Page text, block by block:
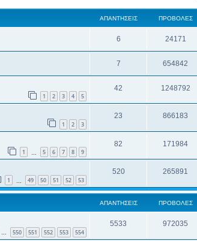
ΑΠΑΝΤΉΣΕΙΣ ΠΡΟΒΟΛΈΣ
6 24171
7 654842
1 2 3 4 5
42 1248792
1 2 3
23 866183
1 5 6 7 8 9
82 171984
1 49 50 51 52 53
520 265891
ΑΠΑΝΤΉΣΕΙΣ ΠΡΟΒΟΛΈΣ
… 550 551 552 553 554
5533 972035